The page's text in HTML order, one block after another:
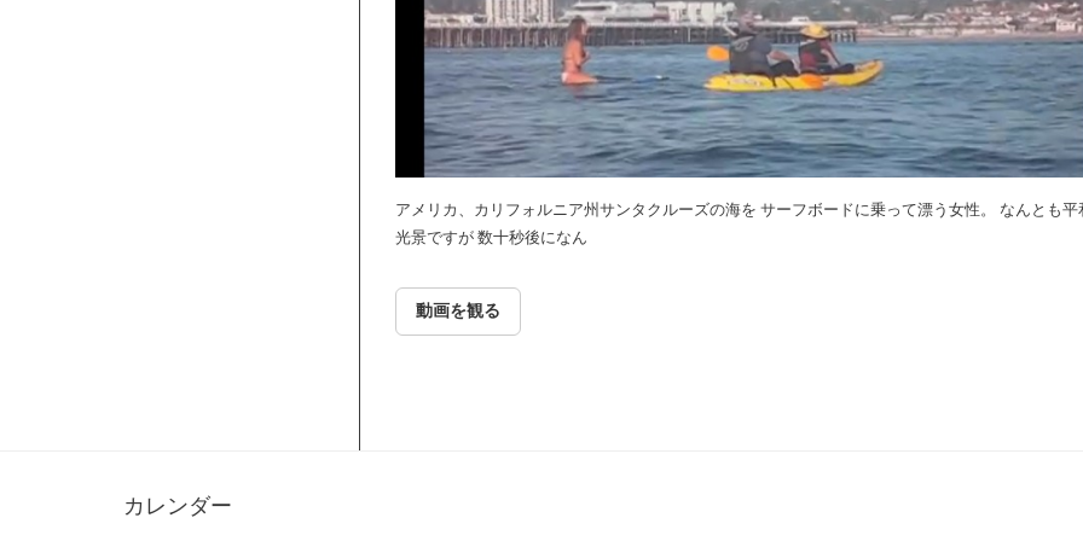
アメリカ、カリフォルニア州サンタクルーズの海を サーフボードに乗って漂う女性。 なんとも平
光景ですが 数十秒後になん
動画を観る
カレンダー